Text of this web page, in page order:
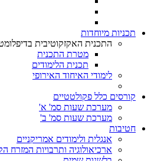
תכניות מיוחדות
התכנית האקזקוטיבית
מטרת התכנית
תכנית הלימודים
לימודי האיחוד האירופי
קורסים כלל פקולטטיים
מערכת שעות סמ' א'
מערכת שעות סמ' ב'
חטיבות
אנגלית ולימודים אמריקניים
ארכיאולוגיה ותרבויות המזרח